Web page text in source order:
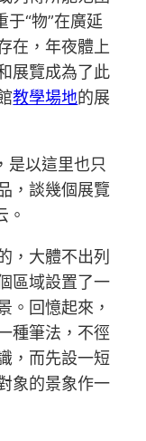
于“物”在廣延
在，年夜體上
展覽成為了此
教學場地的展
是以這里也只
，談幾個展覽
。
，大體不出列
區域設置了一
。回憶起來，
種筆法，不徑
，而先設一短
象的景象作一